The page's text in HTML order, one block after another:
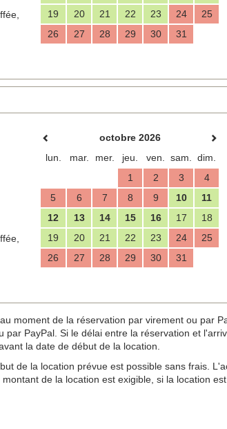
19
20 21 22 23 24
25
26
27 28 29 30 31
octobre 2026
lun.
mar. mer. jeu. ven. sam.
dim.
1
2 3
4
5
6 7 8 9 10
11
12
13 14 15 16 17
18
19
20 21 22 23 24
25
26
27 28 29 30 31
moment de la réservation par virement ou par
PayPal. Si le délai entre la réservation et
la date de début de la location.
de la location prévue est possible sans frais.
de la location est exigible, si la location